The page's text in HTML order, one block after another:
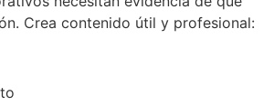
Crea contenido útil y profesional: